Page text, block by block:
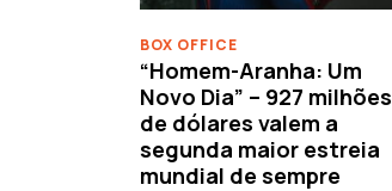
BOX OFFICE
“Homem-Aranha: Um
Novo Dia” – 927 milhões
de dólares valem a
segunda maior estreia
mundial de sempre